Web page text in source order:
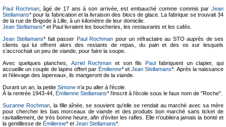
Paul Rochman, âgé de 17 ans à son arrivée, est embauché comme commis parJean
Stellamans* pour la fabrication et la livraison des blocs de glace. La fabrique se trouvait 34
de la rue de Brigode à Lille, à un kilomètre de leur domicile.
Jean Stellamans* et Paul livraient les boucheries, les restaurants et les cafés.
Jean Stellamans* fait passer Paul Rochman pour un réfractaire au STO auprès de ses
clients qui lui offrent alors des restants de repas, du pain et des os sur lesquels
s’accrochait un peu de viande, pour faire la soupe.
Avec quelques planches, Azriel Rochman et son fils Paulfabriquent un clapier, qui
accueille un couple de lapins offert par Émilienne* etJean Stellamans*. Après la naissance
et l’élevage des lapereaux, ils mangeront de la viande.
Durant un an, la petite Simone n’a pu aller à l’école.
À la rentrée 1943-44, Émilienne Stellamans* l'inscrit à l’école sous le faux nom de "Roche".
Suzanne Rochman, la fille aînée, se souvient qu'elle se rendait au marché avec sa mère
pour chercher les bas morceaux de viande et des produits bon marché sans ticket de
ravitaillement, de très bonne heure, afin d’éviter les rafles. Elle n’oubliera jamais la bonté et
la gentillesse de Émilienne* et Jean Stellamans*.